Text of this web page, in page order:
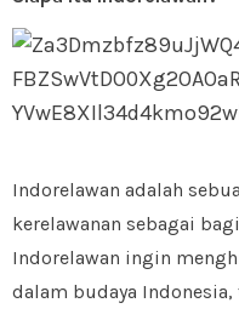
Indorelawan adalah
kerelawanan sebagai
Indorelawan ingin
dalam budaya